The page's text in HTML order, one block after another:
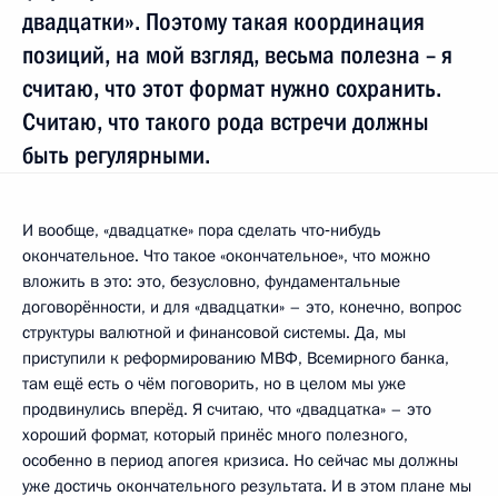
двадцатки». Поэтому такая координация
позиций, на мой взгляд, весьма полезна – я
считаю, что этот формат нужно сохранить.
Считаю, что такого рода встречи должны
быть регулярными.
И вообще, «двадцатке» пора сделать что‑нибудь
окончательное. Что такое «окончательное», что можно
вложить в это: это, безусловно, фундаментальные
договорённости, и для «двадцатки» – это, конечно, вопрос
структуры валютной и финансовой системы. Да, мы
приступили к реформированию МВФ, Всемирного банка,
там ещё есть о чём поговорить, но в целом мы уже
продвинулись вперёд. Я считаю, что «двадцатка» – это
хороший формат, который принёс много полезного,
особенно в период апогея кризиса. Но сейчас мы должны
уже достичь окончательного результата. И в этом плане мы